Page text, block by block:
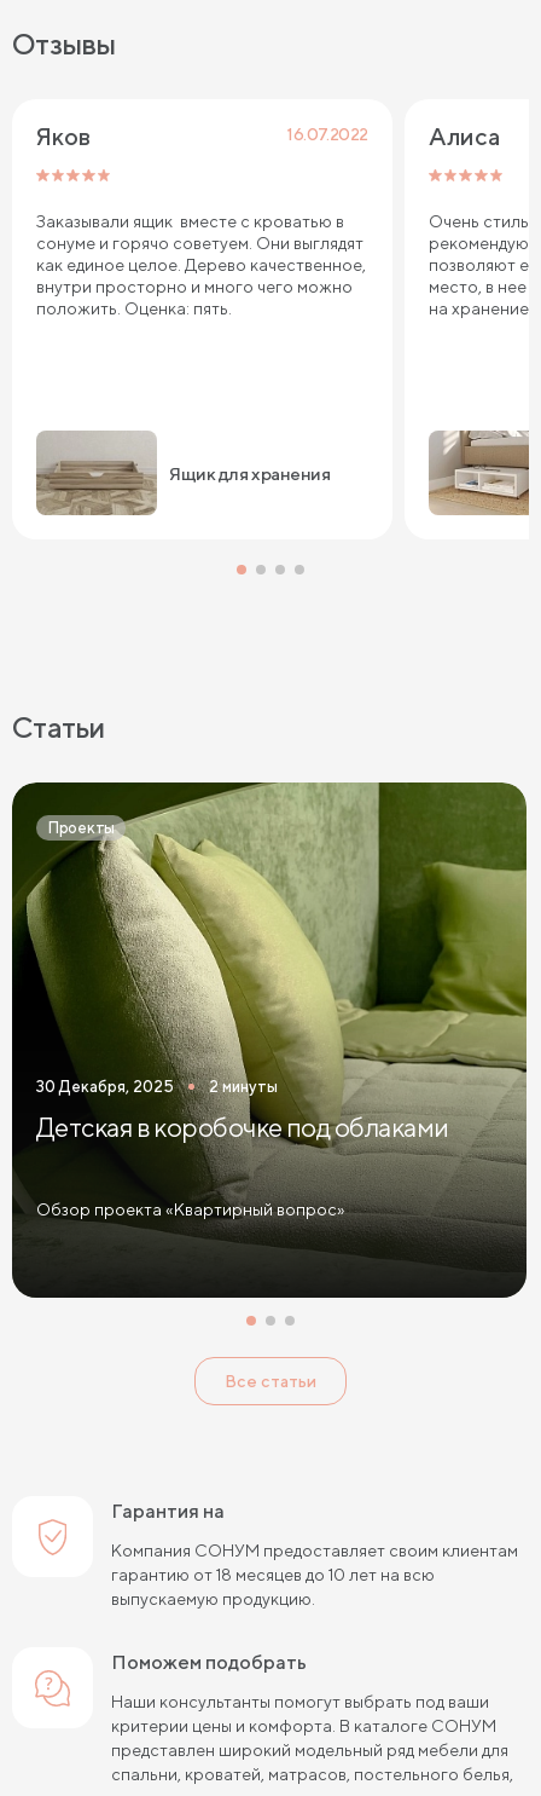
Отзывы
Яков 16.07.2022
Заказывали ящик вместе с кроватью в
сонуме и горячо советуем. Они выглядят
как единое целое. Дерево качественное,
внутри просторно и много чего можно
положить. Оценка: пять.
Ящик для хранения
Алиса
Очень
рекомендую
позволяют
место, в нее
на хранение.
Статьи
Проекты
30 Декабря, 2025 2 минуты
Детская в коробочке под облаками
Обзор проекта «Квартирный вопрос»
Все статьи
Гарантия на
Компания СОНУМ предоставляет своим клиентам
гарантию от 18 месяцев до 10 лет на всю
выпускаемую продукцию.
Поможем подобрать
Наши консультанты помогут выбрать под ваши
критерии цены и комфорта. В каталоге СОНУМ
представлен широкий модельный ряд мебели для
спальни, кроватей, матрасов, постельного белья,